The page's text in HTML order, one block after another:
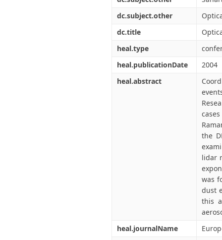
dc.subject.other
dc.title
heal.type
heal.publicationDate
2004
heal.abstract
the
lidar
was
dust
this
heal.journalName